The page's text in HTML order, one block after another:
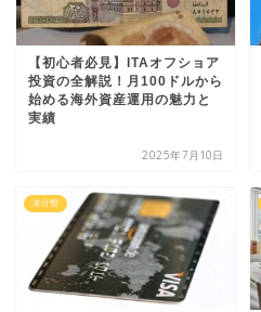
【初心者必見】ITAオフショア
投資の全解説！月100ドルから
始める海外資産運用の魅力と
実績
2025年7月10日
未分類